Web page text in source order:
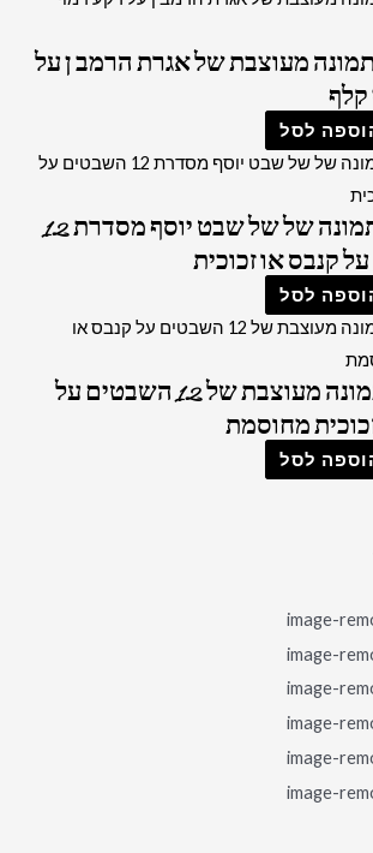
– תמונה מעוצבת של אגרת הרמב ן על
קלף
לסל
2752 – תמונה של של שבט יוסף מסדרת 12
קנבס או זכוכית
לסל
2741 – תמונה מעוצבת של 12 השבטים על
מחוסמת
לסל